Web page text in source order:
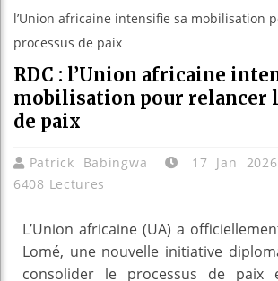
l’Union africaine intensifie sa mobilisation
processus de paix
RDC : l’Union africaine
mobilisation pour relancer
de paix
Patrick Babingwa 17 Jan 2026
6408 Lectures
L’Union africaine (UA) a
Lomé, une nouvelle initiative
consolider le processus de paix